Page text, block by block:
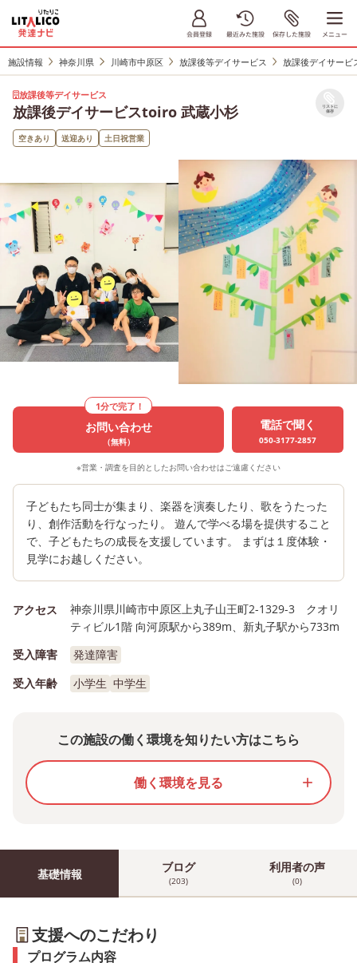
施設情報 神奈川県 川崎市中原区 放課後等デイサービス 放課後デイサー
放課後等デイサービス
放課後デイサービスtoiro 武蔵小杉 リストに
保存
空きあり 送迎あり 土日祝営業
1分で完了！
お問い合わせ
（無料）
電話で聞く
050-3177-2857
※営業・調査を目的としたお問い合わせはご遠慮ください
子どもたち同士が集まり、楽器を演奏したり、歌をうたった
り、創作活動を行なったり。 遊んで学べる場を提供すること
で、子どもたちの成長を支援しています。 まずは１度体験・
見学にお越しください。
アクセス
神奈川県川崎市中原区上丸子山王町2-1329-3 クオリ
ティビル1階 向河原駅から389m、新丸子駅から733m
受入障害
発達障害
受入年齢
小学生 中学生
この施設の働く環境を知りたい方はこちら
働く環境を見る add
基礎情報 ブログ
(203)
利用者の声
(0)
支援へのこだわり
プログラム内容